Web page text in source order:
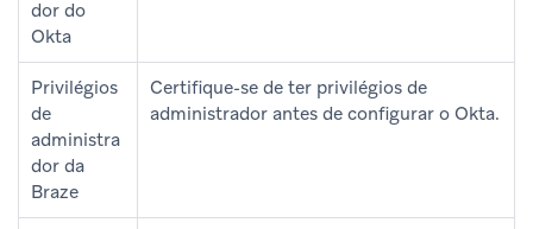
dor do
Okta
Privilégios
de
administra
dor da
Braze
Certifique-se de ter privilégios de
administrador antes de configurar o Okta.